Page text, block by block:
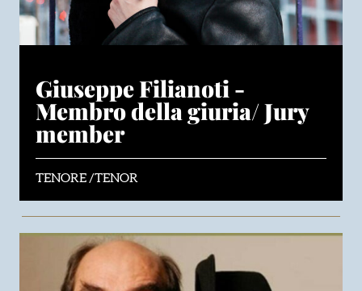
Giuseppe Filianoti -
Membro della giuria/ Jury
member
TENORE /TENOR